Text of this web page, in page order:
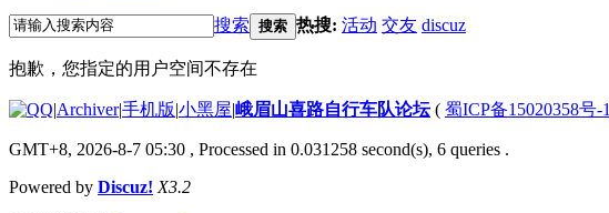
搜索 搜索 热搜: 活动 交友 discuz
抱歉，您指定的用户空间不存在
|Archiver|手机版|小黑屋|峨眉山喜路自行车队论坛( 蜀ICP备15020358号-1
GMT+8, 2026-8-7 05:30 , Processed in 0.031258 second(s), 6 queries .
Powered by Discuz! X3.2